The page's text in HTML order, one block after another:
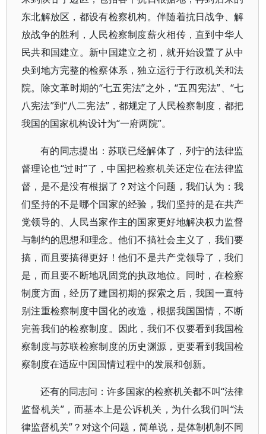
东北解放区，都设有检察机构。伴随着抗日战争、解
放战争的胜利，人民检察制度薪火相传，直到中华人
民共和国建立。新中国建立之初，就开始设置了从中
央到地方完整的检察体系，独立运行于行政机关和法
院。除文革时期的“七五宪法”之外，“五四宪法”、“七
八宪法”到“八二宪法”，都规定了人民检察制度，都把
我国的国家机构设计为“一府两院”。
有的同志提出：苏联已经解体了，列宁的法律监
督理论也“过时”了，中国把检察机关还定位在法律监
督，是不是没有根据了？对这个问题，我们认为：我
们坚持的不是哪个国家的经验，我们坚持的是在共产
党领导的、人民当家作主的国家更好地解决权力监督
与制约的思想和理念。他们不搞社会主义了，我们要
搞，而且要搞得更好！他们不是共产党领导了，我们
是，而且要不断地巩固党的执政地位。同时，在检察
制度方面，经历了建国初期的探索之后，我国一直特
别注重检察制度中国化的改造，根据我国国情，不断
完善我们的检察制度。因此，我们不仅要看到我国检
察制度与苏联检察制度的历史渊源，更要看到我国检
察制度在适应中国国情过程中的发展和创新。
还有的同志问：许多国家的检察机关都不叫“法律
监督机关”，而基本上是公诉机关，为什么我们叫“法
律监督机关”？对这个问题，简单说，是体制机制不同